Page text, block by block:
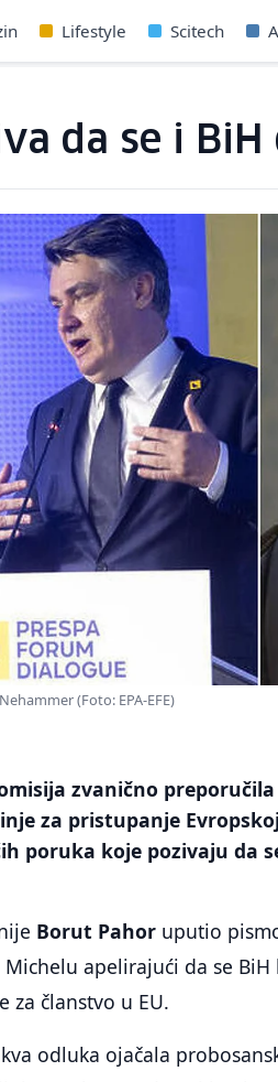
Lifestyle Scitech
da se i
(Foto: EPA-EFE)
zvanično
za pristupanje
poruka koje pozivaju da
Borut Pahor uputio
Michelu apelirajući da se
za članstvo u EU.
odluka ojačala